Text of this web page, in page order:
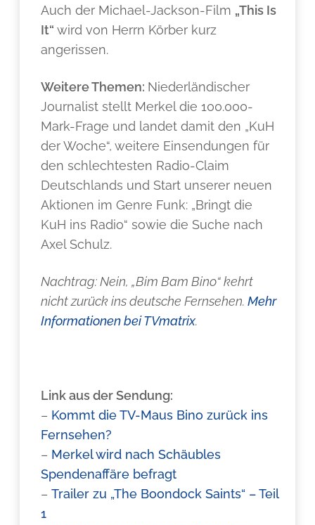
Auch der Michael-Jackson-Film „This Is
It“ wird von Herrn Körber kurz
angerissen.
Weitere Themen: Niederländischer
Journalist stellt Merkel die 100.000-
Mark-Frage und landet damit den „KuH
der Woche“, weitere Einsendungen für
den schlechtesten Radio-Claim
Deutschlands und Start unserer neuen
Aktionen im Genre Funk: „Bringt die
KuH ins Radio“ sowie die Suche nach
Axel Schulz.
Nachtrag: Nein, „Bim Bam Bino“ kehrt
nicht zurück ins deutsche Fernsehen.Mehr
Informationen bei TVmatrix.
Link aus der Sendung:
– Kommt die TV-Maus Bino zurück ins
Fernsehen?
– Merkel wird nach Schäubles
Spendenaffäre befragt
–Trailer zu „The Boondock Saints“ – Teil
1